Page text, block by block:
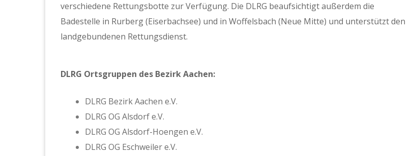
verschiedene Rettungsbotte zur Verfügung. Die DLRG beaufsichtigt außerdem die
Badestelle in Rurberg (Eiserbachsee) und in Woffelsbach (Neue Mitte) und unterstützt den
landgebundenen Rettungsdienst.
DLRG Ortsgruppen des Bezirk Aachen:
DLRG Bezirk Aachen e.V.
DLRG OG Alsdorf e.V.
DLRG OG Alsdorf-Hoengen e.V.
DLRG OG Eschweiler e.V.